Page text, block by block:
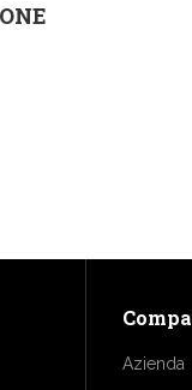
Azienda